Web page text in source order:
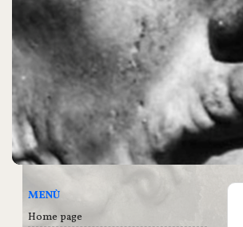
MENÙ
Home page